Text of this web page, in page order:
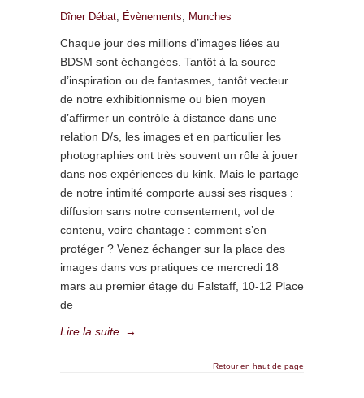
Dîner Débat, Évènements, Munches
Chaque jour des millions d’images liées au
BDSM sont échangées. Tantôt à la source
d’inspiration ou de fantasmes, tantôt vecteur
de notre exhibitionnisme ou bien moyen
d’affirmer un contrôle à distance dans une
relation D/s, les images et en particulier les
photographies ont très souvent un rôle à jouer
dans nos expériences du kink. Mais le partage
de notre intimité comporte aussi ses risques :
diffusion sans notre consentement, vol de
contenu, voire chantage : comment s’en
protéger ? Venez échanger sur la place des
images dans vos pratiques ce mercredi 18
mars au premier étage du Falstaff, 10-12 Place
de
Lire la suite →
Retour en haut de page